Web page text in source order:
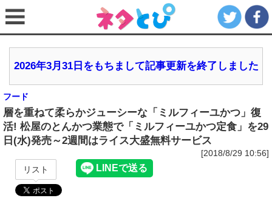
2026年3月31日をもちまして記事更新を終了しました
フード
層を重ねて柔らかジューシーな「ミルフィーユかつ」復
活! 松屋のとんかつ業態で「ミルフィーユかつ定食」を29
日(水)発売～2週間はライス大盛無料サービス
[2018/8/29 10:56]
リスト